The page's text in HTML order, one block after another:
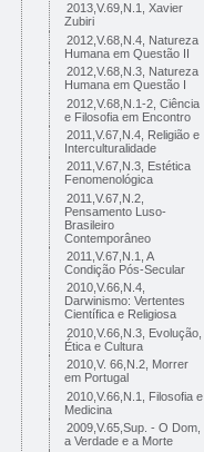
2013,V.69,N.1, Xavier
Zubiri
2012,V.68,N.4, Natureza
Humana em Questão II
2012,V.68,N.3, Natureza
Humana em Questão I
2012,V.68,N.1-2, Ciência
e Filosofia em Encontro
2011,V.67,N.4, Religião e
Interculturalidade
2011,V.67,N.3, Estética
Fenomenológica
2011,V.67,N.2,
Pensamento Luso-
Brasileiro
Contemporâneo
2011,V.67,N.1, A
Condição Pós-Secular
2010,V.66,N.4,
Darwinismo: Vertentes
Científica e Religiosa
2010,V.66,N.3, Evolução,
Ética e Cultura
2010,V. 66,N.2, Morrer
em Portugal
2010,V.66,N.1, Filosofia e
Medicina
2009,V.65,Sup. - O Dom,
a Verdade e a Morte